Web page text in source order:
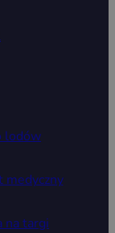
lodów
medyczny
na targi